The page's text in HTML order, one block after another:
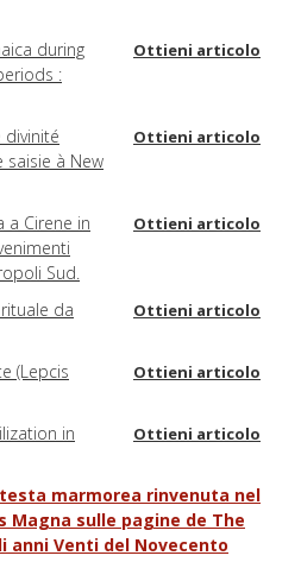
during
:
Ottieni articolo
divinité
saisie à New
Ottieni articolo
a Cirene in
Sud.
Ottieni articolo
da
Ottieni articolo
(Lepcis
Ottieni articolo
in
Ottieni articolo
marmorea rinvenuta nel
Magna sulle pagine de The
anni Venti del Novecento